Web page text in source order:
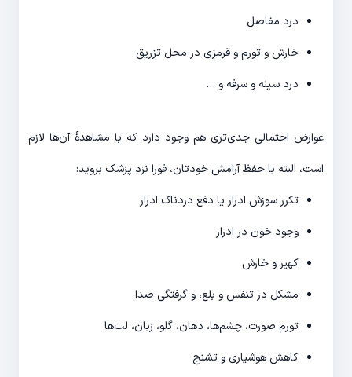
درد مفاصل
خارش و تورم و قرمزی در محل تزریق
درد سینه و سرفه و …
عوارض احتمالی جدی‌تری هم وجود دارد که با مشاهدۀ آن‌ها لازم
است، البته با حفظ آرامش خودتان، فورا نزد پزشک بروید:
تکرر سوزش ادرار یا دفع دردناک ادرار
وجود خون در ادرار
کهیر و خارش
مشکل در تنفس و بلع، و گرفتگی صدا
تورم صورت، چشم‌ها، دهان، گلو، زبان، لب‌ها
کاهش هوشیاری و تشنج